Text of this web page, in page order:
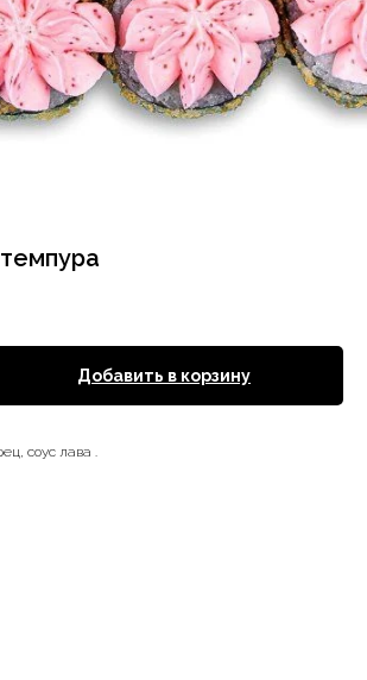
Добавить в корзину
соус лава .